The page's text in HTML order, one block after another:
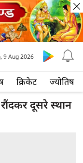
क्रिकेट ज्योतिष
9 Aug 2026
दूसरे स्थान